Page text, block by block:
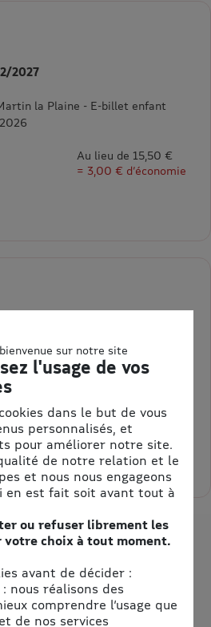
2027
la Plaine - E-billet enfant
Au lieu de 15,50 €
= 3,00 € d’économie
pour enfant
la Plaine - E-billet adulte
Au lieu de 20,00 €
= 3,50 € d’économie
pour adulte
sur notre site
l'usage de vos
dans le but de vous
personnalisés, et
pour améliorer notre site.
de notre relation et le
et nous nous engageons
en est fait soit avant tout à
ou refuser librement les
choix à tout moment.
avant de décider :
nous réalisons des
comprendre l’usage que
de nos services